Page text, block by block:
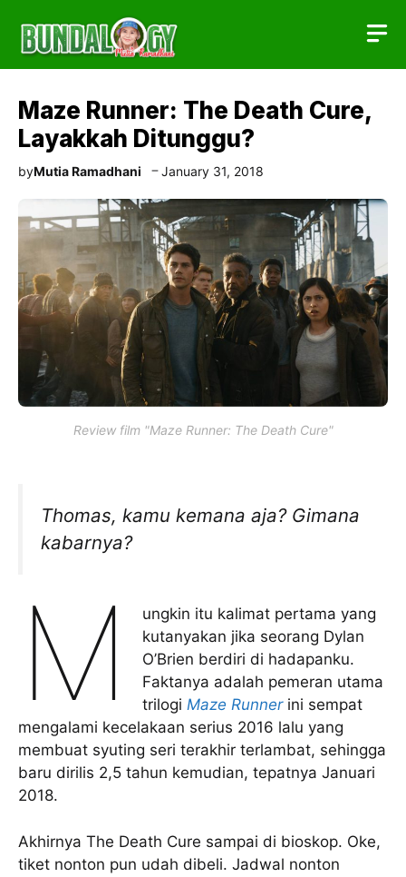
content
Maze Runner: The Death Cure,
Layakkah Ditunggu?
byMutia Ramadhani January 31, 2018
Review film "Maze Runner: The Death Cure"
Thomas, kamu kemana aja? Gimana
kabarnya?
M
ungkin itu kalimat pertama yang
kutanyakan jika seorang Dylan
O’Brien berdiri di hadapanku.
Faktanya adalah pemeran utama
trilogiMaze Runnerini sempat
mengalami kecelakaan serius 2016 lalu yang
membuat syuting seri terakhir terlambat, sehingga
baru dirilis 2,5 tahun kemudian, tepatnya Januari
2018.
Akhirnya The Death Cure sampai di bioskop. Oke,
tiket nonton pun udah dibeli. Jadwal nonton